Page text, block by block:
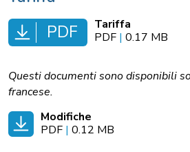
PDF
Tariffa
PDF | 0.17 MB
Questi documenti sono disponibili
francese.
Modifiche
PDF | 0.12 MB